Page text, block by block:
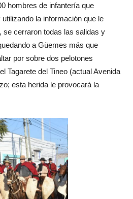
hombres de infantería que
la información que le
se cerraron todas las salidas y
a Güemes más que
por sobre dos pelotones
Tagarete del Tineo (actual Avenida
esta herida le provocará la